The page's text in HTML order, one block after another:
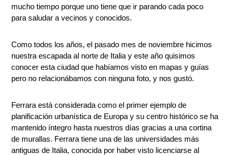
mucho tiempo porque uno tiene que ir parando cada poco
para saludar a vecinos y conocidos.
Como todos los años, el pasado mes de noviembre hicimos
nuestra escapada al norte de Italia y este año quisimos
conocer esta ciudad que habíamos visto en mapas y guías
pero no relacionábamos con ninguna foto, y nos gustó.
Ferrara está considerada como el primer ejemplo de
planificación urbanística de Europa y su centro histórico se ha
mantenido íntegro hasta nuestros días gracias a una cortina
de murallas. Ferrara tiene una de las universidades más
antiguas de Italia, conocida por haber visto licenciarse al